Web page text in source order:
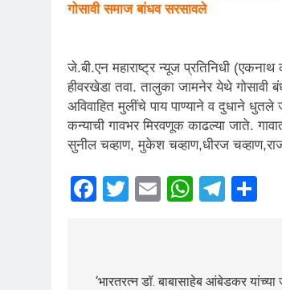
गोसावी समाज बांधव सरसावले
जे.बी.एन महाराष्ट्र न्यूज प्रतिनिधी (एकनाथ
हीवरखेडा तवा. तालुका जामनेर येथे गोसावी
अविवाहित मुलींचे पाय पाण्याने व दुधाने
कन्याची गावभर मिरवणूक काढल्या जाते.
सुनील चव्हाण, मुकेश चव्हाण,धीरज
Facebook
Twitter
Email
‘भारतरत्न डॉ. बाबासाहेब आंबेडकर